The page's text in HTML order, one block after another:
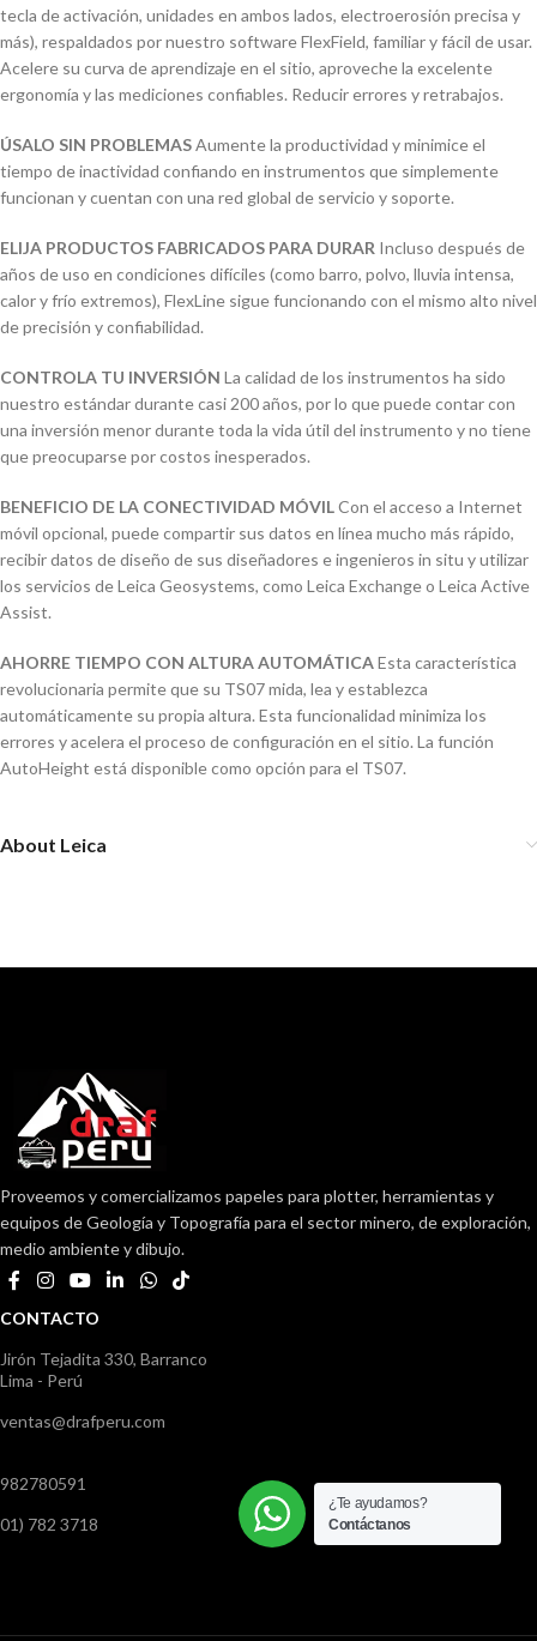
tecla de activación, unidades en ambos lados, electroerosión precisa y
más), respaldados por nuestro software FlexField, familiar y fácil de usar.
Acelere su curva de aprendizaje en el sitio, aproveche la excelente
ergonomía y las mediciones confiables. Reducir errores y retrabajos.
ÚSALO SIN PROBLEMASAumente la productividad y minimice el
tiempo de inactividad confiando en instrumentos que simplemente
funcionan y cuentan con una red global de servicio y soporte.
ELIJA PRODUCTOS FABRICADOS PARA DURAR Incluso después de
años de uso en condiciones difíciles (como barro, polvo, lluvia intensa,
calor y frío extremos), FlexLine sigue funcionando con el mismo alto nivel
de precisión y confiabilidad.
CONTROLA TU INVERSIÓN La calidad de los instrumentos ha sido
nuestro estándar durante casi 200 años, por lo que puede contar con
una inversión menor durante toda la vida útil del instrumento y no tiene
que preocuparse por costos inesperados.
BENEFICIO DE LA CONECTIVIDAD MÓVILCon el acceso a Internet
móvil opcional, puede compartir sus datos en línea mucho más rápido,
recibir datos de diseño de sus diseñadores e ingenieros in situ y utilizar
los servicios de Leica Geosystems, como Leica Exchange o Leica Active
Assist.
AHORRE TIEMPO CON ALTURA AUTOMÁTICAEsta característica
revolucionaria permite que su TS07 mida, lea y establezca
automáticamente su propia altura. Esta funcionalidad minimiza los
errores y acelera el proceso de configuración en el sitio. La función
AutoHeight está disponible como opción para el TS07.
About Leica
Proveemos y comercializamos papeles para plotter, herramientas y
equipos de Geología y Topografía para el sector minero, de exploración,
medio ambiente y dibujo.
CONTACTO
Jirón Tejadita 330, Barranco
Lima - Perú
ventas@drafperu.com
982780591
01) 782 3718
¿Te ayudamos?
Contáctanos